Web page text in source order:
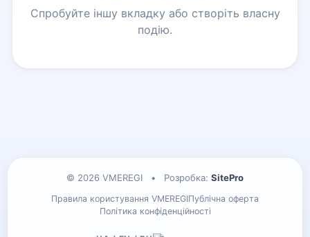
Спробуйте іншу вкладку або створіть власну
подію.
© 2026 VMEREGI • Розробка: SitePro
Правила користування VMEREGIПублічна оферта
Політика конфіденційності